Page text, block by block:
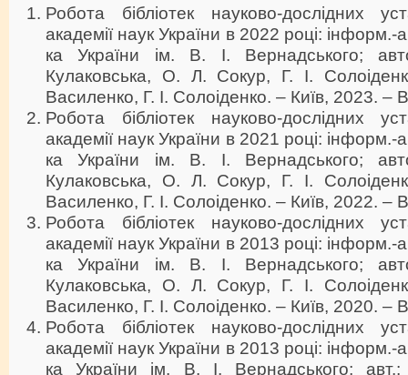
Робота бібліотек науково-дослідних
академії наук України в 2022 році: інформ.-
ка України ім. В. І. Вернадського;
Кулаковська, О. Л. Сокур, Г. І.
Василенко, Г. І. Солоіденко. – Київ, 2023. –
Робота бібліотек науково-дослідних
академії наук України в 2021 році: інформ.-
ка України ім. В. І. Вернадського;
Кулаковська, О. Л. Сокур, Г. І.
Василенко, Г. І. Солоіденко. – Київ, 2022. –
Робота бібліотек науково-дослідних
академії наук України в 2013 році: інформ.-
ка України ім. В. І. Вернадського;
Кулаковська, О. Л. Сокур, Г. І.
Василенко, Г. І. Солоіденко. – Київ, 2020. –
Робота бібліотек науково-дослідних
академії наук України в 2013 році: інформ.-
ка України ім. В. І. Вернадського;